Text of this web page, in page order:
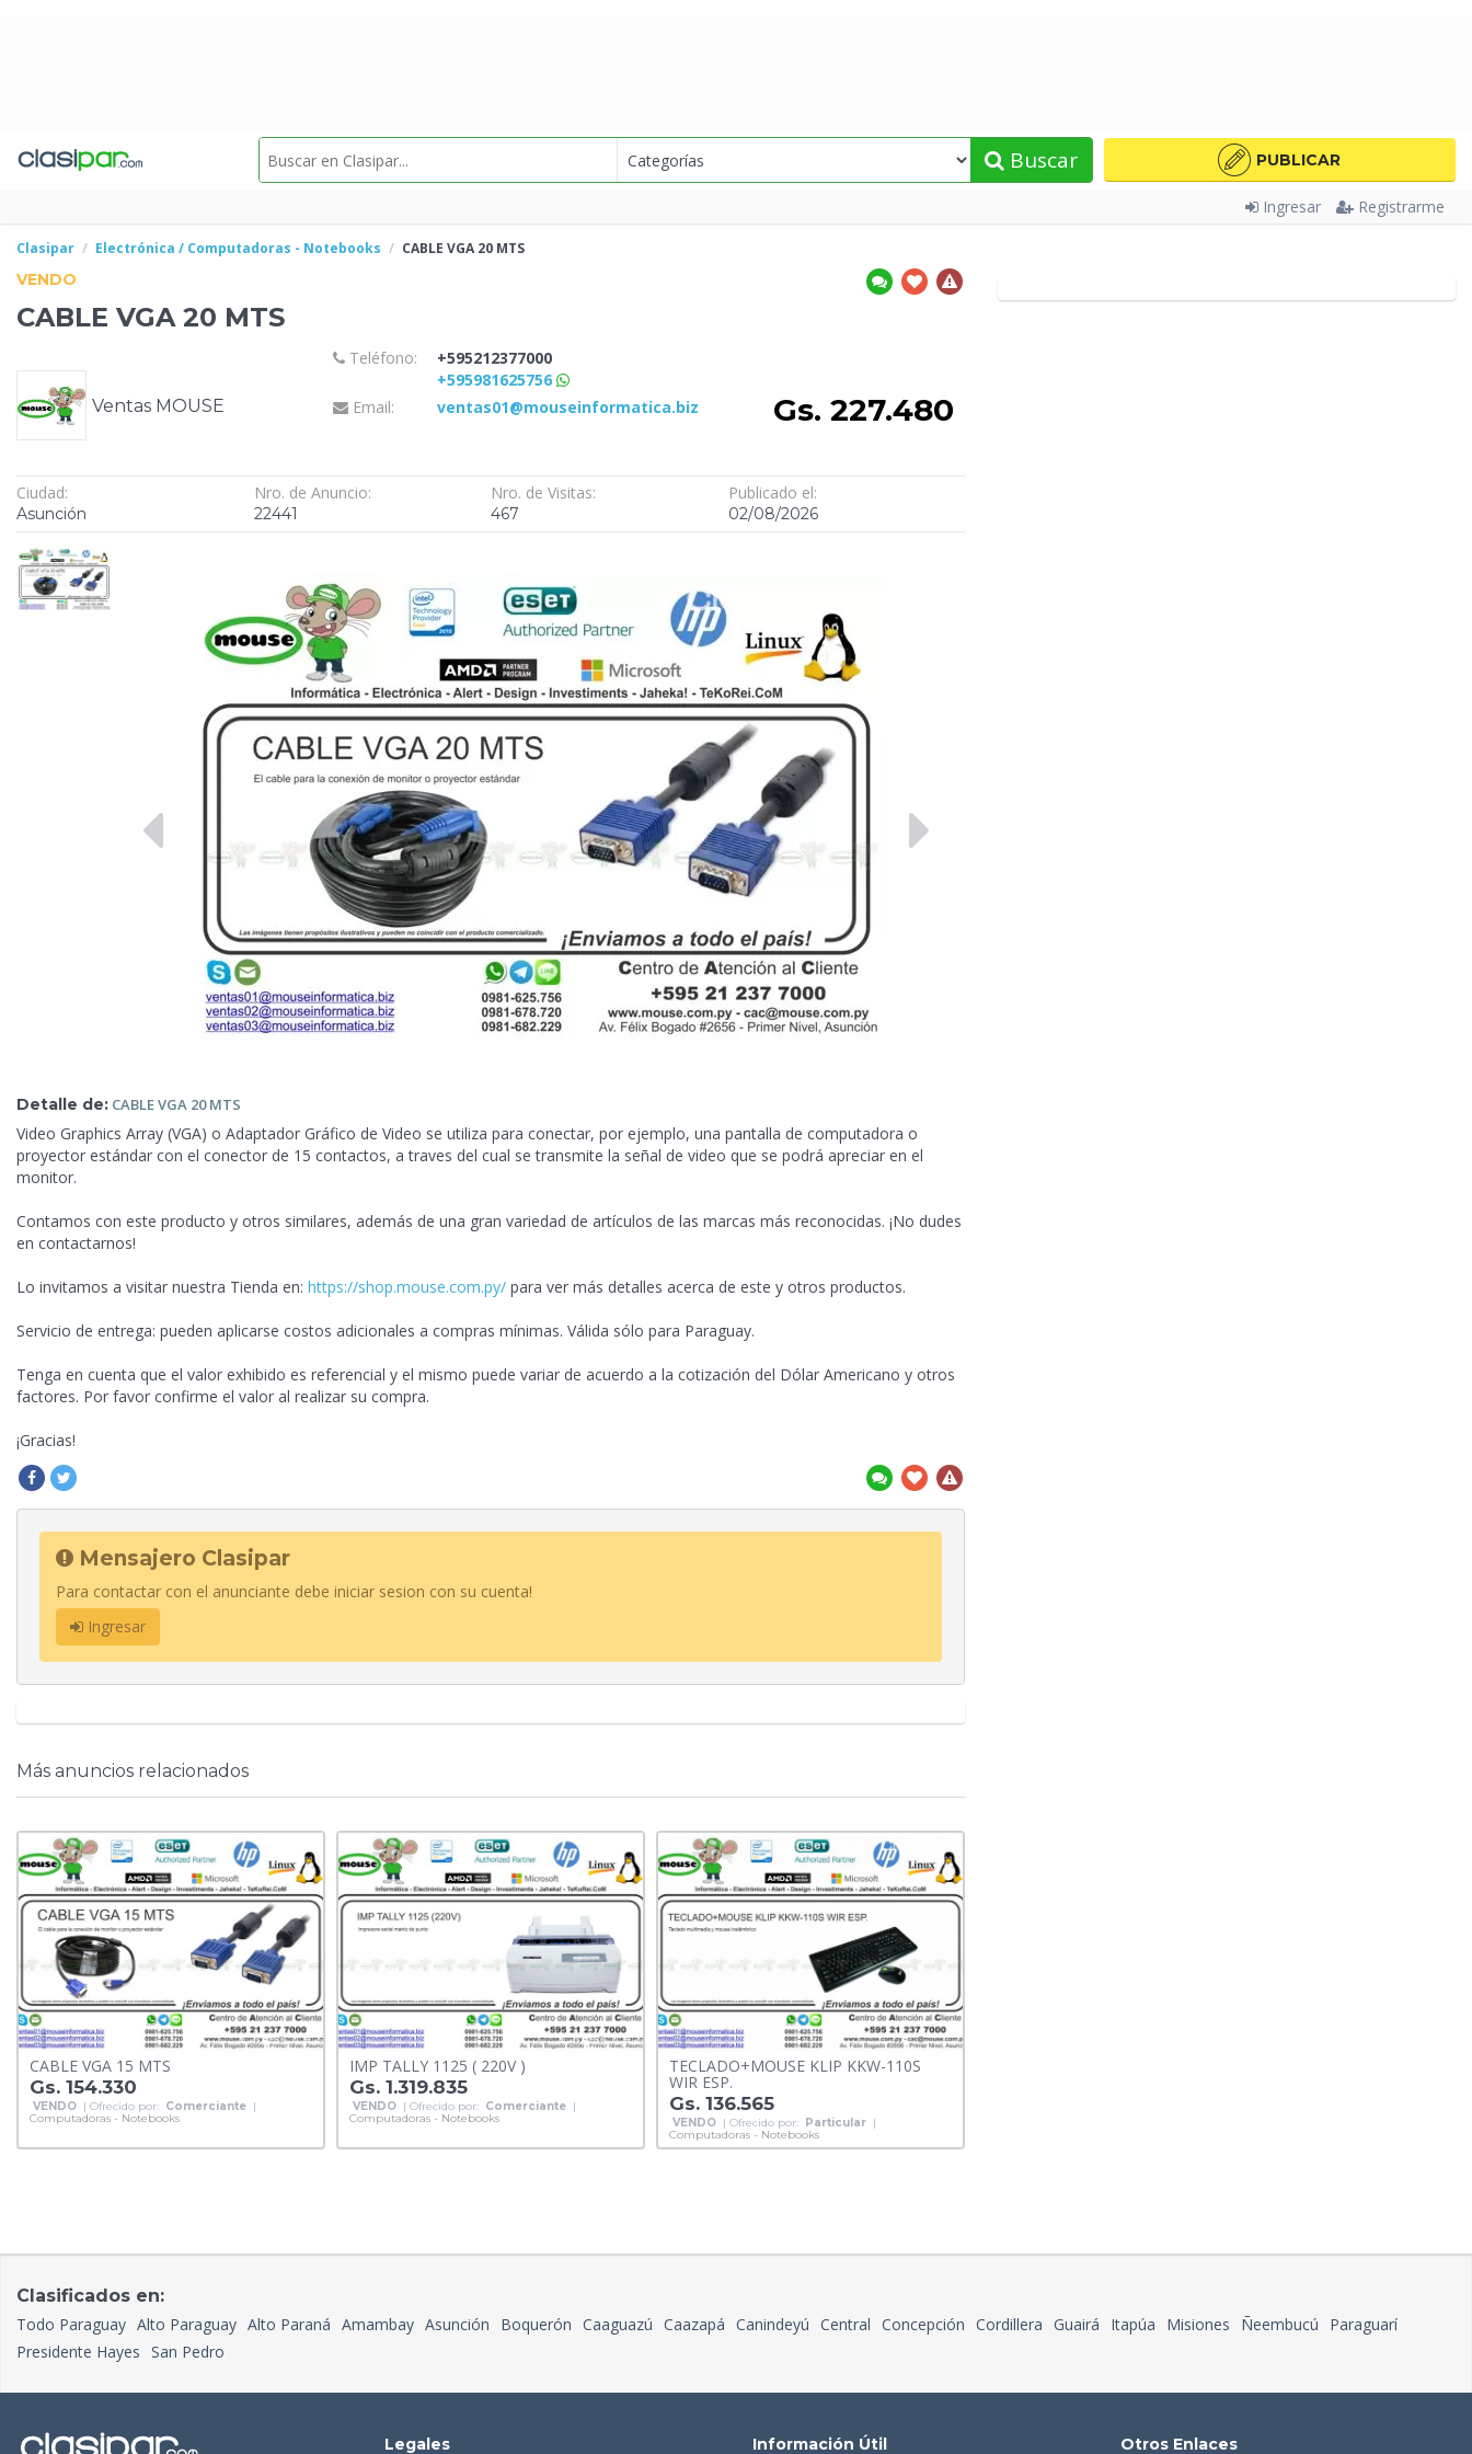
Buscar PUBLICAR
Ingresar Registrarme
Clasipar Electrónica / Computadoras - Notebooks CABLE VGA 20 MTS
VENDO
CABLE VGA 20 MTS
Ventas MOUSE
Teléfono:
+595212377000
+595981625756
Email:
ventas01@mouseinformatica.biz Gs. 227.480
Ciudad:
Asunción
Nro. de Anuncio:
22441
Nro. de Visitas:
467
Publicado el:
02/08/2026
Detalle de: CABLE VGA 20MTS
Video Graphics Array (VGA) o Adaptador Gráfico de Video se utiliza para conectar, por ejemplo, una pantalla de computadora o
proyector estándar con el conector de 15 contactos, a traves del cual se transmite la señal de video que se podrá apreciar en el
monitor.
Contamos con este producto y otros similares, además de una gran variedad de artículos de las marcas más reconocidas. ¡No dudes
en contactarnos!
Lo invitamos a visitar nuestra Tienda en: https://shop.mouse.com.py/ para ver más detalles acerca de este y otros productos.
Servicio de entrega: pueden aplicarse costos adicionales a compras mínimas. Válida sólo para Paraguay.
Tenga en cuenta que el valor exhibido es referencial y el mismo puede variar de acuerdo a la cotización del Dólar Americano y otros
factores. Por favor confirme el valor al realizar su compra.
¡Gracias!
Mensajero Clasipar
Para contactar con el anunciante debe iniciar sesion con su cuenta!
Ingresar
Más anuncios relacionados
CABLE VGA 15 MTS
Gs. 154.330
VENDO | Ofrecido por: Comerciante |
Computadoras - Notebooks
IMP TALLY 1125 ( 220V )
Gs. 1.319.835
VENDO | Ofrecido por: Comerciante |
Computadoras - Notebooks
TECLADO+MOUSE KLIP KKW-110S
WIR ESP.
Gs. 136.565
VENDO | Ofrecido por: Particular |
Computadoras - Notebooks
Clasificados en:
Todo Paraguay Alto Paraguay Alto Paraná Amambay Asunción Boquerón Caaguazú Caazapá Canindeyú Central Concepción Cordillera Guairá Itapúa Misiones Ñeembucú
Paraguarí
Presidente Hayes San Pedro
Legales Información Útil Otros Enlaces